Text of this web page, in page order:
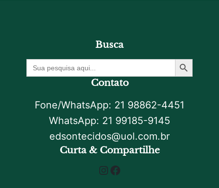
Busca
Procurar
por:
Botão De Pesquisa
Contato
Fone/WhatsApp: 21 98862-4451
WhatsApp: 21 99185-9145
edsontecidos@uol.com.br
Curta & Compartilhe
Instagram Facebook